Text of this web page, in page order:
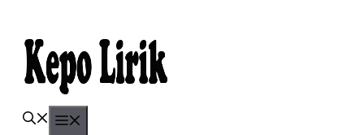
content